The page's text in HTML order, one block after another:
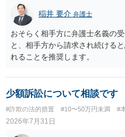
稲井 要介 弁護士
おそらく相手方に弁護士名義の
と、相手方から請求され続ける
れることを推奨します。
少額訴訟について相談です
#詐欺の法的措置 #10〜50万円未満 #
2026年7月31日